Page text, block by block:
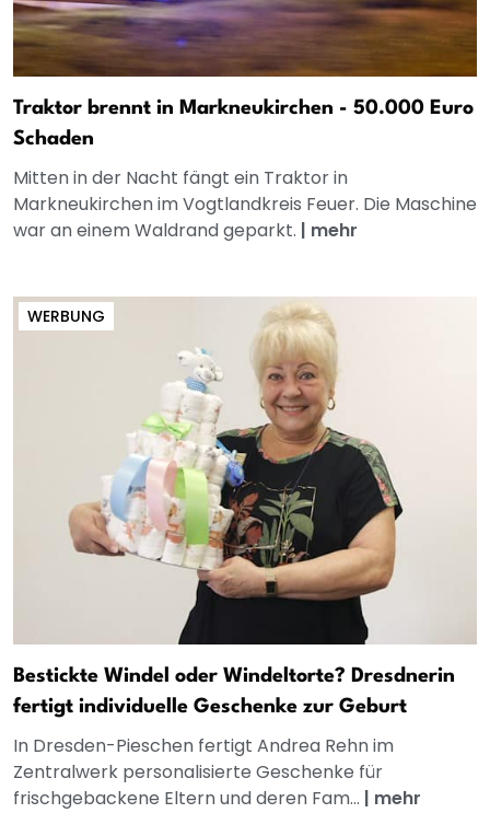
Traktor brennt in Markneukirchen - 50.000 Euro
Schaden
Mitten in der Nacht fängt ein Traktor in
Markneukirchen im Vogtlandkreis Feuer. Die Maschine
war an einem Waldrand geparkt. | mehr
WERBUNG
Bestickte Windel oder Windeltorte? Dresdnerin
fertigt individuelle Geschenke zur Geburt
In Dresden-Pieschen fertigt Andrea Rehn im
Zentralwerk personalisierte Geschenke für
frischgebackene Eltern und deren Fam... | mehr